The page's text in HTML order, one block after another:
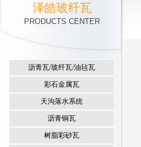
泽皓玻纤瓦
PRODUCTS CENTER
沥青瓦/玻纤瓦/油毡瓦
彩石金属瓦
天沟落水系统
沥青铜瓦
树脂彩砂瓦